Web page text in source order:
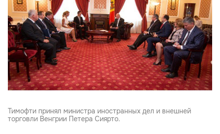
Тимофти принял министра иностранных дел и внешней
торговли Венгрии Петера Сияртo.